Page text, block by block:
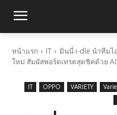
หน้าแรก IT
มินนี่ i-dle นำทีมไ
ใหม่ สัมผัสพอร์ตเทรตสุดชิคด้วย AI
IT OPPO VARIETY